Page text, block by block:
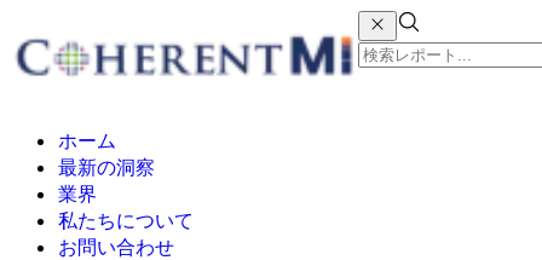
ホーム
最新の洞察
業界
私たちについて
お問い合わせ